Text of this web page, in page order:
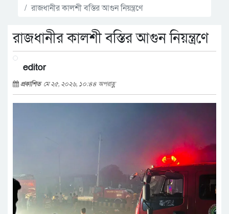
রাজধানীর কালশী বস্তির আগুন নিয়ন্ত্রণে
রাজধানীর কালশী বস্তির আগুন নিয়ন্ত্রণে
editor
প্রকাশিত মে ২৫, ২০২৬, ১০:৪৪ অপরাহ্ণ